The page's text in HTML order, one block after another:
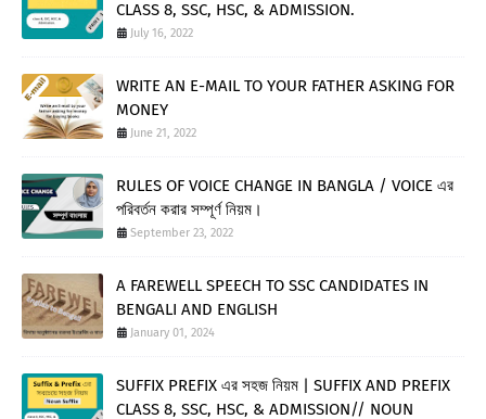
CLASS 8, SSC, HSC, & ADMISSION.
July 16, 2022
WRITE AN E-MAIL TO YOUR FATHER ASKING FOR
MONEY
June 21, 2022
RULES OF VOICE CHANGE IN BANGLA / VOICE এর
পরিবর্তন করার সম্পূর্ণ নিয়ম।
September 23, 2022
A FAREWELL SPEECH TO SSC CANDIDATES IN
BENGALI AND ENGLISH
January 01, 2024
SUFFIX PREFIX এর সহজ নিয়ম | SUFFIX AND PREFIX
CLASS 8, SSC, HSC, & ADMISSION// NOUN